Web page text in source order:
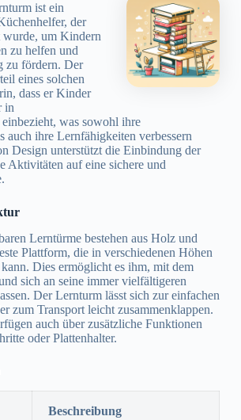
ist ein
der
um Kindern
zu helfen und
zu fördern. Der
eines solchen
dass er Kinder
in
was sowohl ihre
auch ihre Lernfähigkeiten verbessern
Design unterstützt die Einbindung der
Aktivitäten auf eine sichere und
Lerntürme bestehen aus Holz und
Plattform, die in verschiedenen Höhen
Dies ermöglicht es ihm, mit dem
sich an seine immer vielfältigeren
Der Lernturm lässt sich zur einfachen
zum Transport leicht zusammenklappen.
auch über zusätzliche Funktionen
oder Plattenhalter.
Beschreibung